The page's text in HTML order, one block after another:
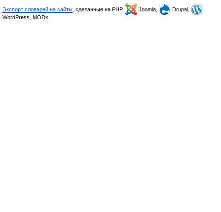
Экспорт словарей на сайты , сделанные на PHP, Joomla,
Drupal,
WordPress, MODx.